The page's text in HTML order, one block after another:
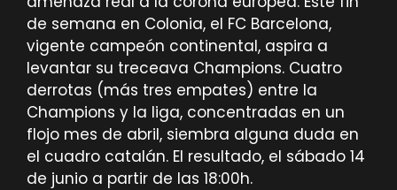
de semana en Colonia, el FC Barcelona,
vigente campeón continental, aspira a
levantar su treceava Champions. Cuatro
derrotas (más tres empates) entre la
Champions y la liga, concentradas en un
flojo mes de abril, siembra alguna duda en
el cuadro catalán. El resultado, el sábado 14
de junio a partir de las 18:00h.